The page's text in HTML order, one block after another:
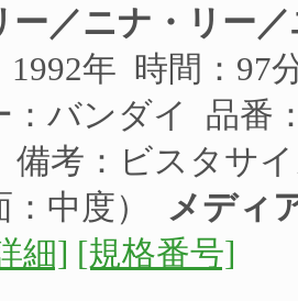
ー／ニナ・リー
1992年 時間：97
：バンダイ 品番
備考：ビスタサ
：中度）
メディ
細] [規格番号]